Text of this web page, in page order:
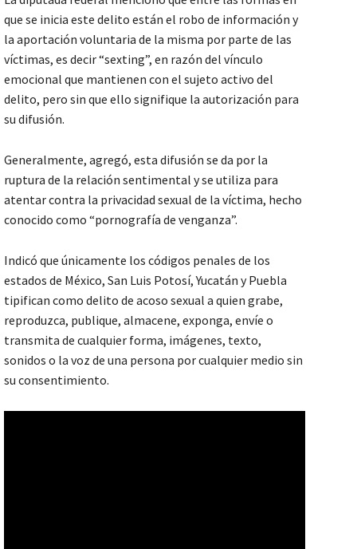
que se inicia este delito están el robo de información y
la aportación voluntaria de la misma por parte de las
víctimas, es decir “sexting”, en razón del vínculo
emocional que mantienen con el sujeto activo del
delito, pero sin que ello signifique la autorización para
su difusión.
Generalmente, agregó, esta difusión se da por la
ruptura de la relación sentimental y se utiliza para
atentar contra la privacidad sexual de la víctima, hecho
conocido como “pornografía de venganza”.
Indicó que únicamente los códigos penales de los
estados de México, San Luis Potosí, Yucatán y Puebla
tipifican como delito de acoso sexual a quien grabe,
reproduzca, publique, almacene, exponga, envíe o
transmita de cualquier forma, imágenes, texto,
sonidos o la voz de una persona por cualquier medio sin
su consentimiento.